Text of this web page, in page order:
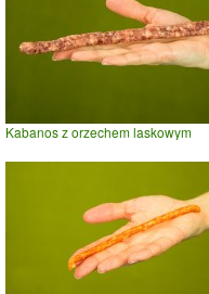
Kabanos z orzechem laskowym